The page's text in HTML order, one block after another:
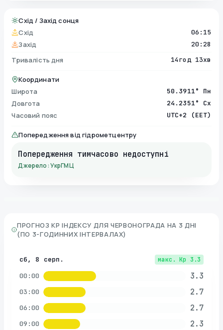
Схід / Захід сонця
Схід
06:15
Захід 20:28
Тривалість дня 14год 13хв
Координати
Широта
50.3911° Пн
Довгота 24.2351° Сх
Часовий пояс UTC+2 (EET)
Попередження від гідрометцентру
Попередження тимчасово недоступні
Джерело: УкрГМЦ
ПРОГНОЗ KP ІНДЕКСУ ДЛЯ ЧЕРВОНОГРАДА НА 3 ДНІ
(ПО 3-ГОДИННИХ ІНТЕРВАЛАХ)
сб, 8 серп. макс. Kp 3.3
00:00 3.3
03:00 2.7
06:00 2.7
09:00 2.3